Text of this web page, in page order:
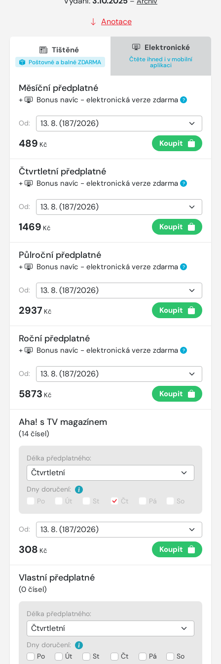
Anotace
Tištěné
Poštovné a balné ZDARMA
Elektronické
Čtěte ihned i v mobilní
aplikaci
Měsíční předplatné
+ Bonus navíc - elektronická verze zdarma ?
Od:
489 Kč Koupit
Čtvrtletní předplatné
+ Bonus navíc - elektronická verze zdarma ?
Od:
1469 Kč Koupit
Půlroční předplatné
+ Bonus navíc - elektronická verze zdarma ?
Od:
2937 Kč Koupit
Roční předplatné
+ Bonus navíc - elektronická verze zdarma ?
Od:
5873 Kč Koupit
Aha! s TV magazínem
(14 čísel)
Délka předplatného:
Dny doručení:
Po
Út St Čt Pá So
Od:
308 Kč Koupit
Vlastní předplatné
(0 čísel)
Délka předplatného:
Dny doručení:
Po
Út St Čt Pá So